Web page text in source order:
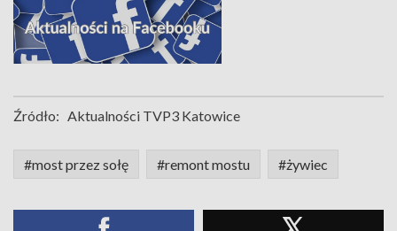
Źródło: Aktualności TVP3 Katowice
#most przez sołę #remont mostu #żywiec